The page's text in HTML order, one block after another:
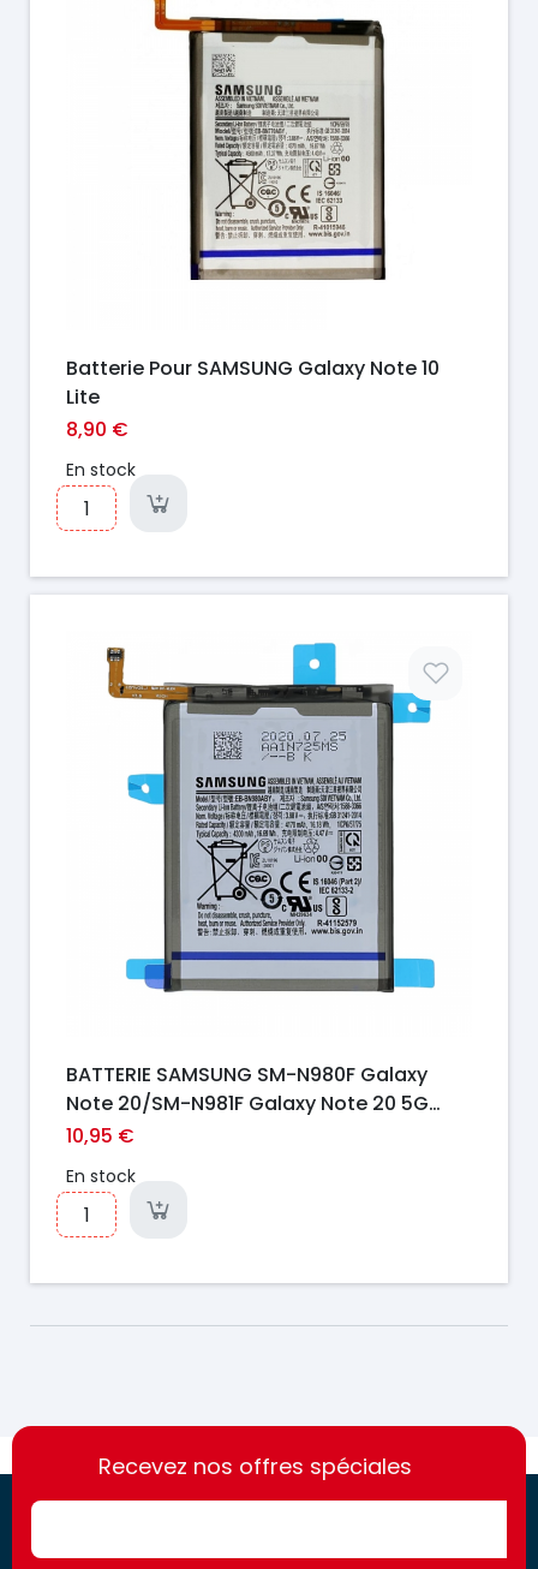
Batterie Pour SAMSUNG Galaxy Note 10
Lite
8,90 €
En stock
BATTERIE SAMSUNG SM-N980F Galaxy
Note 20/SM-N981F Galaxy Note 20 5G
ORIGINAL
10,95 €
En stock
https://france-
access.fr
https://france-
access.fr
Recevez nos offres spéciales